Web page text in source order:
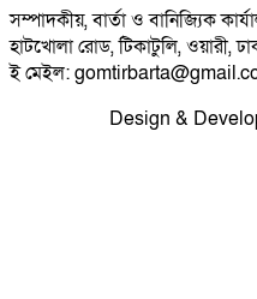
সম্পাদকীয়, বার্তা ও বানিজ্যিক
হাটখোলা রোড, টিকাটুলি,
ই মেইল:
Design &